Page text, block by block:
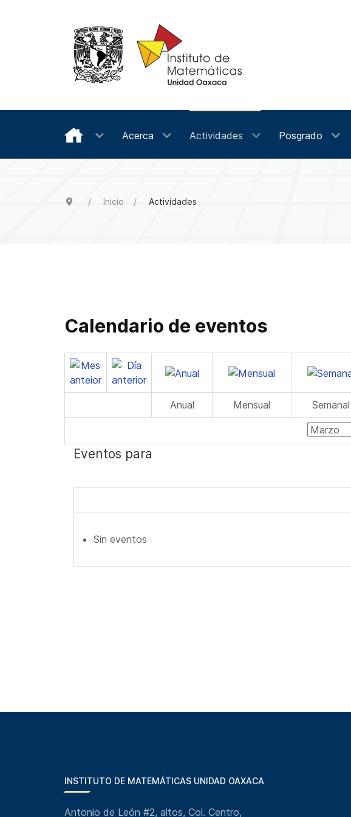
Acerca Actividades Posgrado
Inicio Actividades
Calendario de eventos
Anual Mensual Semanal
Eventos para
Sin eventos
INSTITUTO DE MATEMÁTICAS UNIDAD OAXACA
Antonio de León #2, altos, Col. Centro,